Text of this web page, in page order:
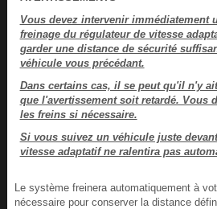
Vous devez intervenir immédiatement
freinage du régulateur de vitesse
garder une distance de sécurité
véhicule vous précédant.
Dans certains cas, il se peut qu'il n'y
que l'avertissement soit retardé. Vous
les freins si nécessaire.
Si vous suivez un véhicule juste
vitesse adaptatif ne ralentira pas
Le système freinera automatiquement à
nécessaire pour conserver la distance